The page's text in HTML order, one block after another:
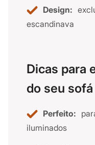
Design:
escandinava
Dicas para
do seu sofá
Perfeito:
iluminados